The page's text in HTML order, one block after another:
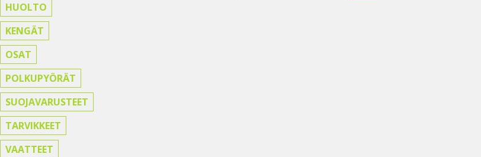
HUOLTO
KENGÄT
OSAT
POLKUPYÖRÄT
SUOJAVARUSTEET
TARVIKKEET
VAATTEET